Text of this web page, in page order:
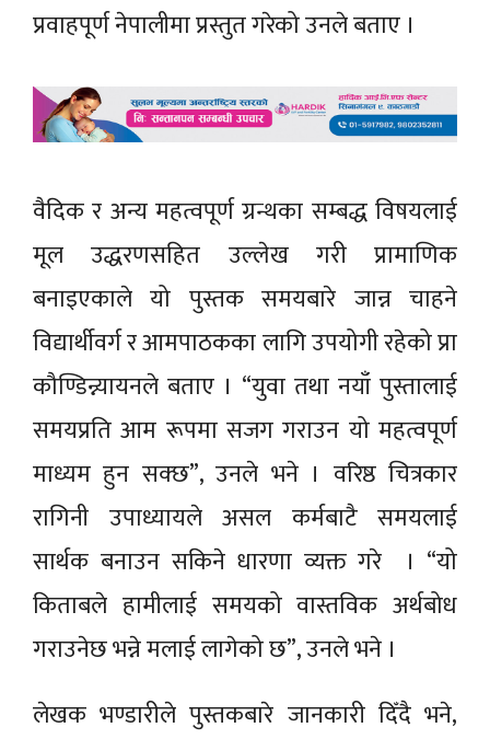
प्रवाहपूर्ण नेपालीमा प्रस्तुत गरेको उनले बताए ।
वैदिक र अन्य महत्वपूर्ण ग्रन्थका सम्बद्ध विषयलाई
मूल उद्धरणसहित उल्लेख गरी प्रामाणिक
बनाइएकाले यो पुस्तक समयबारे जान्न चाहने
विद्यार्थीवर्ग र आमपाठकका लागि उपयोगी रहेको प्रा
कौण्डिन्न्यायनले बताए । “युवा तथा नयाँ पुस्तालाई
समयप्रति आम रूपमा सजग गराउन यो महत्वपूर्ण
माध्यम हुन सक्छ”, उनले भने । वरिष्ठ चित्रकार
रागिनी उपाध्यायले असल कर्मबाटै समयलाई
सार्थक बनाउन सकिने धारणा व्यक्त गरे । “यो
किताबले हामीलाई समयको वास्तविक अर्थबोध
गराउनेछ भन्ने मलाई लागेको छ”, उनले भने ।
लेखक भण्डारीले पुस्तकबारे जानकारी दिँदै भने,